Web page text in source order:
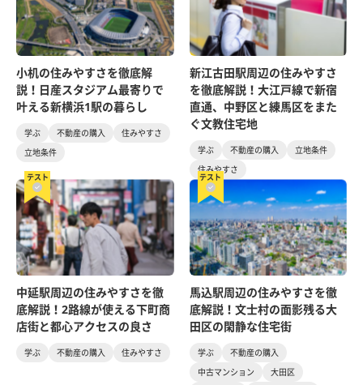
小机の住みやすさを徹底解
説！日産スタジアム最寄りで
叶える新横浜1駅の暮らし
学ぶ 不動産の購入
住みやすさ
立地条件
新江古田駅周辺の住みやすさ
を徹底解説！大江戸線で新宿
直通、中野区と練馬区をまた
ぐ文教住宅地
学ぶ 不動産の購入
立地条件
住みやすさ
テスト
中延駅周辺の住みやすさを徹
底解説！2路線が使える下町商
店街と都心アクセスの良さ
学ぶ 不動産の購入 住みやすさ
テスト
馬込駅周辺の住みやすさを徹
底解説！文士村の面影残る大
田区の閑静な住宅街
学ぶ
不動産の購入
中古マンション
大田区